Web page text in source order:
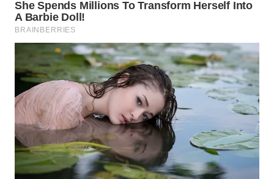
Wahana
WAHANA
NEWS
WAHANA
TANI
WAHANA